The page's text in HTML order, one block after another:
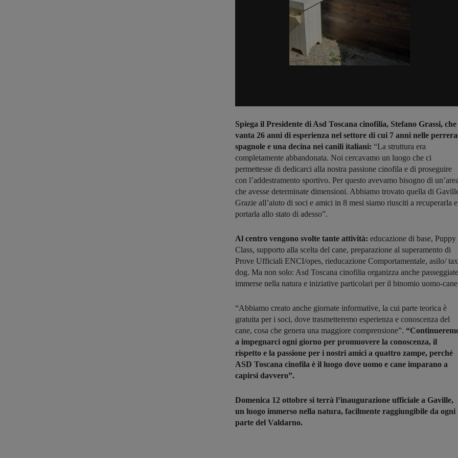
Spiega il Presidente di Asd Toscana cinofilia, Stefano Grassi, che
vanta 26 anni di esperienza nel settore di cui 7 anni nelle
spagnole e una decina nei canili italiani: “La struttura era
completamente abbandonata. Noi cercavamo un luogo che ci
permettesse di dedicarci alla nostra passione cinofila e di proseguire
con l’addestramento sportivo. Per questo avevamo bisogno di un’area
che avesse determinate dimensioni. Abbiamo trovato quella di
Grazie all’aiuto di soci e amici in 8 mesi siamo riusciti a recuperarla e
portarla allo stato di adesso”.
Al centro vengono svolte tante attività: educazione di base, Puppy
Class, supporto alla scelta del cane, preparazione al superamento di
Prove Ufficiali ENCI/opes, rieducazione Comportamentale, asilo/
dog. Ma non solo: Asd Toscana cinofilia organizza anche passeggiate
immerse nella natura e iniziative particolari per il binomio uomo-
“Abbiamo creato anche giornate informative, la cui parte teorica è
gratuita per i soci, dove trasmetteremo esperienza e conoscenza del
cane, cosa che genera una maggiore comprensione”.
a impegnarci ogni giorno per promuovere la conoscenza, il
rispetto e la passione per i nostri amici a quattro zampe, perché
ASD Toscana cinofila è il luogo dove uomo e cane imparano a
capirsi davvero”.
Domenica 12 ottobre si terrà l’inaugurazione ufficiale a Gaville,
un luogo immerso nella natura, facilmente raggiungibile da ogni
parte del Valdarno.